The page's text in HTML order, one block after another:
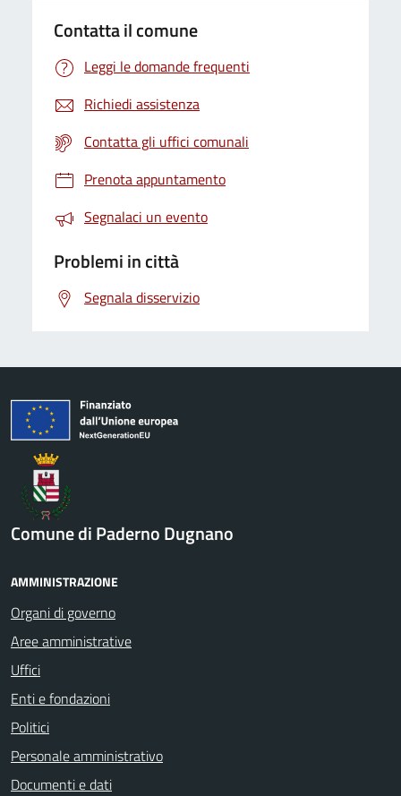
Contatta il comune
Leggi le domande frequenti
Richiedi assistenza
Contatta gli uffici comunali
Prenota appuntamento
Segnalaci un evento
Problemi in città
Segnala disservizio
Comune di Paderno Dugnano
AMMINISTRAZIONE
Organi di governo
Aree amministrative
Uffici
Enti e fondazioni
Politici
Personale amministrativo
Documenti e dati